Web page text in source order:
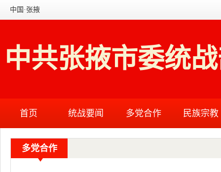
中国·张掖
共张掖市委统
首页 统战要闻 多党合作 民族宗教
多党合作